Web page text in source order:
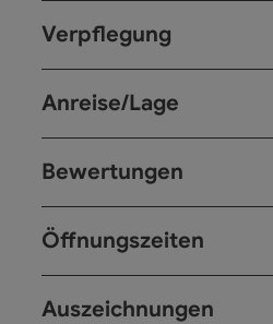
Verpflegung
Anreise/Lage
Bewertungen
Öffnungszeiten
Auszeichnungen